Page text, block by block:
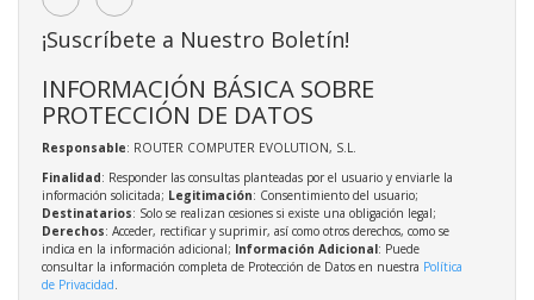
¡Suscríbete a Nuestro Boletín!
INFORMACIÓN BÁSICA SOBRE
PROTECCIÓN DE DATOS
Responsable: ROUTER COMPUTER EVOLUTION, S.L.
Finalidad: Responder las consultas planteadas por el usuario y enviarle la
información solicitada; Legitimación: Consentimiento del usuario;
Destinatarios: Solo se realizan cesiones si existe una obligación legal;
Derechos: Acceder, rectificar y suprimir, así como otros derechos, como se
indica en la información adicional; Información Adicional: Puede
consultar la información completa de Protección de Datos en nuestra Política
de Privacidad.